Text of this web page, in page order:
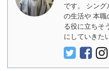
です。 シング
の生活や 本職
る役に立ちそ
にしていきた